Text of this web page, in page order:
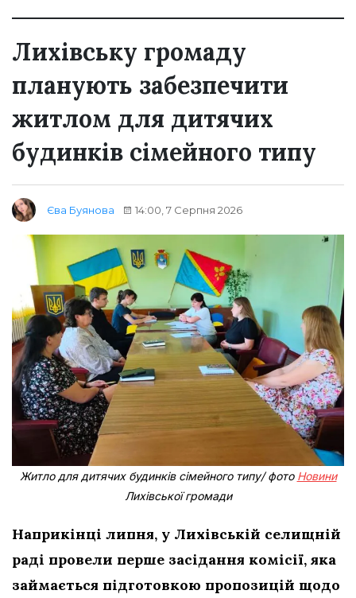
Лихівську громаду
планують забезпечити
житлом для дитячих
будинків сімейного типу
Єва Буянова 14:00, 7 Серпня 2026
Житло для дитячих будинків сімейного типу/ фото Новини
Лихівської громади
Наприкінці липня, у Лихівській селищній
раді провели перше засідання комісії, яка
займається підготовкою пропозицій щодо